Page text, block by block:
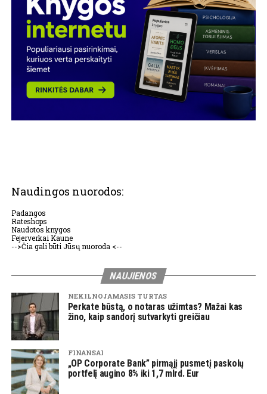
Naudingos nuorodos:
Padangos
Rateshops
Naudotos knygos
Fejerverkai Kaune
-->Čia gali būti Jūsų nuoroda <--
NAUJIENOS
NEKILNOJAMASIS TURTAS
Perkate būstą, o notaras užimtas? Mažai kas
žino, kaip sandorį sutvarkyti greičiau
FINANSAI
„OP Corporate Bank” pirmąjį pusmetį paskolų
portfelį augino 8% iki 1,7 mlrd. Eur